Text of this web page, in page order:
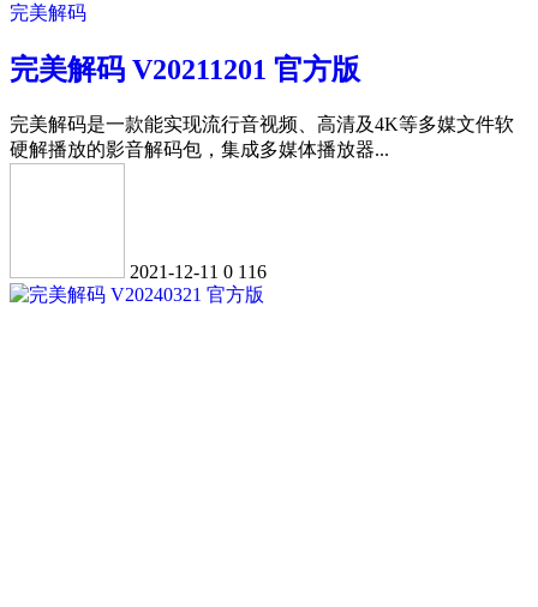
完美解码
完美解码 V20211201 官方版
完美解码是一款能实现流行音视频、高清及4K等多媒文件软
硬解播放的影音解码包，集成多媒体播放器...
2021-12-11 0 116